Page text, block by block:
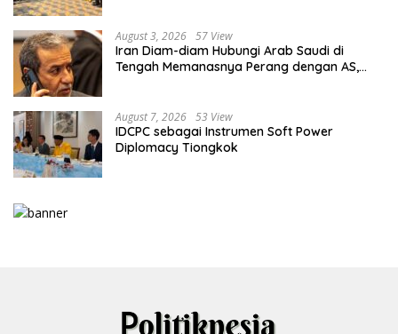
August 3, 2026 57 View
Iran Diam-diam Hubungi Arab Saudi di
Tengah Memanasnya Perang dengan AS,
August 7, 2026 53 View
IDCPC sebagai Instrumen Soft Power
Diplomacy Tiongkok